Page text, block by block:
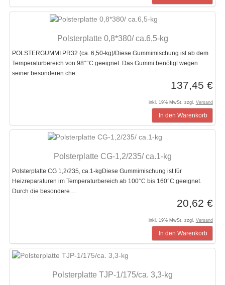
Polsterplatte 0,8*380/ ca.6,5-kg
POLSTERGUMMI PR32 (ca. 6,50-kg)/Diese Gummimischung ist ab dem
Temperaturbereich von 98°°C geeignet. Das Gummi benötigt wegen
seiner besonderen che…
137,45 €
inkl. 19% MwSt. zzgl. Versand
In den Warenkorb
Polsterplatte CG-1,2/235/ ca.1-kg
Polsterplatte CG 1,2/235, ca.1-kgDiese Gummimischung ist für
Heizreparaturen im Temperaturbereich ab 100°C bis 160°C geeignet.
Durch die besondere…
20,62 €
inkl. 19% MwSt. zzgl. Versand
In den Warenkorb
Polsterplatte TJP-1/175/ca. 3,3-kg